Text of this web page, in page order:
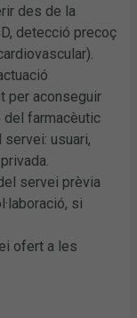
des de la
detecció precoç
per aconseguir
farmacèutic
usuari,
servei prèvia
si
ofert a les